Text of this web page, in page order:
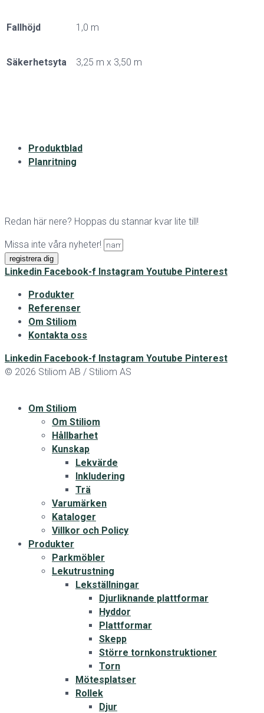
Fallhöjd 1,0 m
Säkerhetsyta 3,25 m x 3,50 m
Produktblad
Planritning
Redan här nere? Hoppas du stannar kvar lite till!
Missa inte våra nyheter!
registrera dig
Linkedin Facebook-f Instagram Youtube Pinterest
Produkter
Referenser
Om Stiliom
Kontakta oss
Linkedin Facebook-f Instagram Youtube Pinterest
© 2026 Stiliom AB / Stiliom AS
Om Stiliom
Om Stiliom
Hållbarhet
Kunskap
Lekvärde
Inkludering
Trä
Varumärken
Kataloger
Villkor och Policy
Produkter
Parkmöbler
Lekutrustning
Lekställningar
Djurliknande plattformar
Hyddor
Plattformar
Skepp
Större tornkonstruktioner
Torn
Mötesplatser
Rollek
Djur